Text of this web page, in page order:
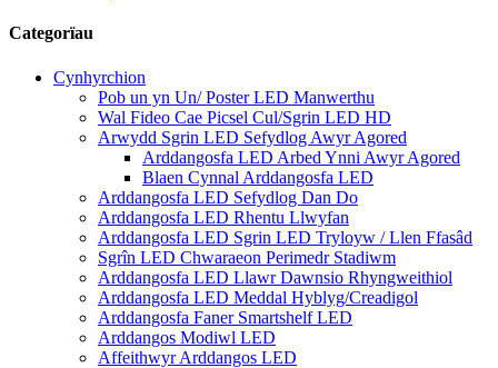
Categorïau
Cynhyrchion
Pob un yn Un/ Poster LED Manwerthu
Wal Fideo Cae Picsel Cul/Sgrin LED HD
Arwydd Sgrin LED Sefydlog Awyr Agored
Arddangosfa LED Arbed Ynni Awyr Agored
Blaen Cynnal Arddangosfa LED
Arddangosfa LED Sefydlog Dan Do
Arddangosfa LED Rhentu Llwyfan
Arddangosfa LED Sgrin LED Tryloyw / Llen Ffasâd
Sgrîn LED Chwaraeon Perimedr Stadiwm
Arddangosfa LED Llawr Dawnsio Rhyngweithiol
Arddangosfa LED Meddal Hyblyg/Creadigol
Arddangosfa Faner Smartshelf LED
Arddangos Modiwl LED
Affeithwyr Arddangos LED